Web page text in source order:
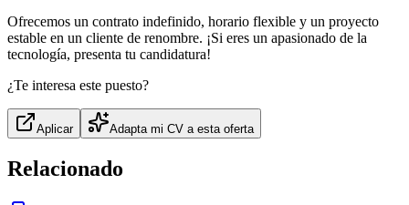
Ofrecemos un contrato indefinido, horario flexible y un proyecto
estable en un cliente de renombre. ¡Si eres un apasionado de la
tecnología, presenta tu candidatura!
¿Te interesa este puesto?
Aplicar Adapta mi CV a esta oferta
Relacionado